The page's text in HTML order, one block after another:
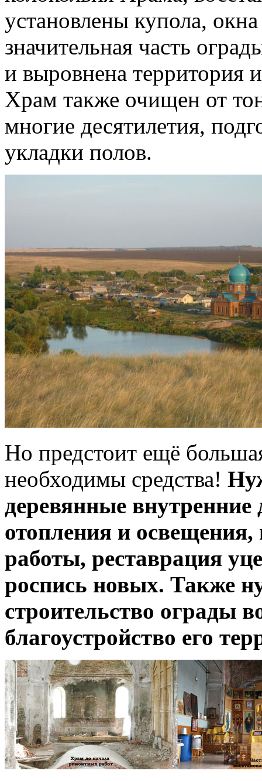
установлены купола,
значительная часть
и выровнена территория
Храм также очищен от
многие десятилетия,
укладки полов.
Но предстоит ещё
необходимы средства!
деревянные внутренние
отопления и
работы, реставрация
роспись новых. Также
строительство ограды
благоустройство его